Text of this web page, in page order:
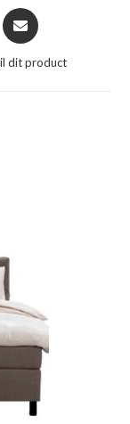
Opent
in
nieuw
dit product